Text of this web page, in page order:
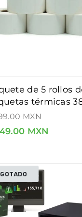
térmicas
con 1000 cada
MXN
MXN